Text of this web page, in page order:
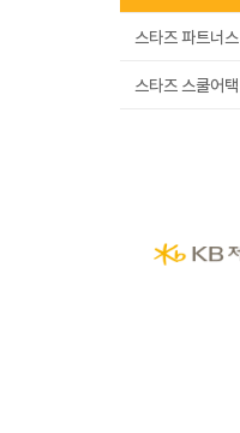
스타즈 파트너스
스타즈 스쿨어택